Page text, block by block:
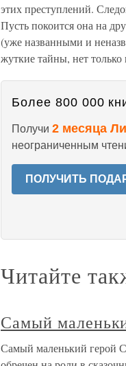
этих преступлений.
Пусть покоится она на
(уже названными и
жуткие тайны, нет
Более 800 000
Получи 2 месяца
неограниченным
ПОЛУЧИТЬ
Читайте
Самый
Самый маленький герой